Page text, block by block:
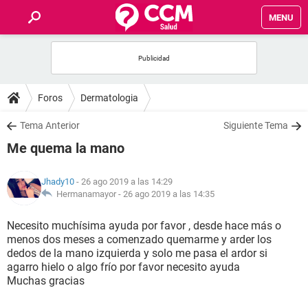
MENU
FOROS
SALUD
FAMILIA
NUTRICIÓN
BIENESTAR
SEXUALIDAD
Foros Dermatologia
Tema Anterior Siguiente Tema
Me quema la mano
Jhady10 - 26 ago 2019 a las 14:29
Hermanamayor - 26 ago 2019 a las 14:35
Necesito muchísima ayuda por favor , desde hace más o
menos dos meses a comenzado quemarme y arder los
dedos de la mano izquierda y solo me pasa el ardor si
agarro hielo o algo frío por favor necesito ayuda
Muchas gracias